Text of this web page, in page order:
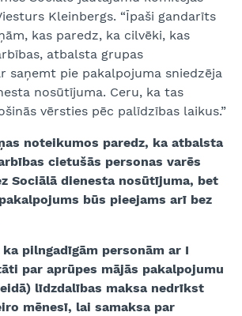
Kleinbergs. “Īpaši gandarīts
kas paredz, ka cilvēki, kas
atbalsta grupas
saņemt pie pakalpojuma sniedzēja
nosūtījuma. Ceru, ka tas
vērsties pēc palīdzības laikus.”
noteikumos paredz, ka atbalsta
cietušās personas varēs
Sociālā dienesta nosūtījuma, bet
būs pieejams arī bez
pilngadīgām personām ar I
par aprūpes mājās pakalpojumu
līdzdalības maksa nedrīkst
mēnesī, lai samaksa par